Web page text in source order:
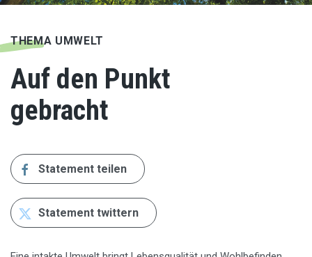
THEMA UMWELT
Auf den Punkt
gebracht
Statement teilen
Statement twittern